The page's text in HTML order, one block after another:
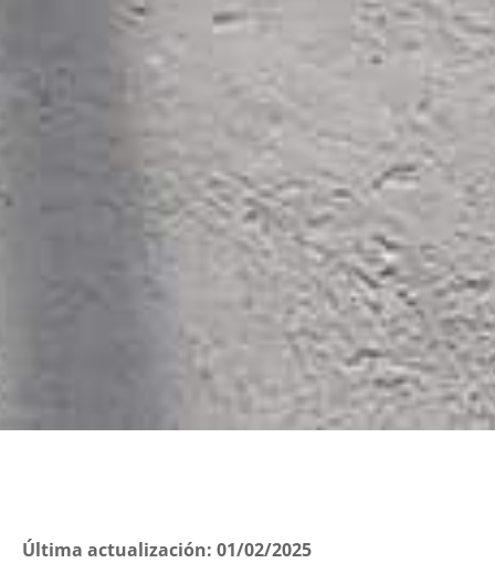
Última actualización: 01/02/2025